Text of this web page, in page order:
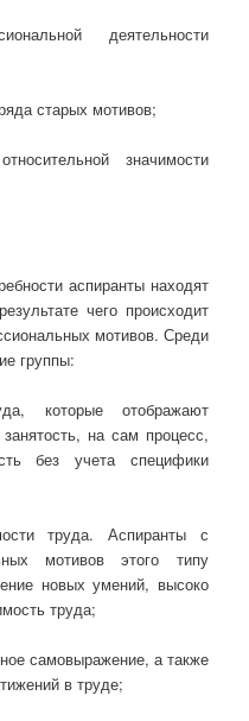
деятельности
старых мотивов;
значимости
аспиранты находят
чего происходит
мотивов. Среди
группы:
которые отображают
на сам процесс,
без учета специфики
труда. Аспиранты с
мотивов этого типу
новых умений, высоко
труда;
самовыражение, а также
в труде;